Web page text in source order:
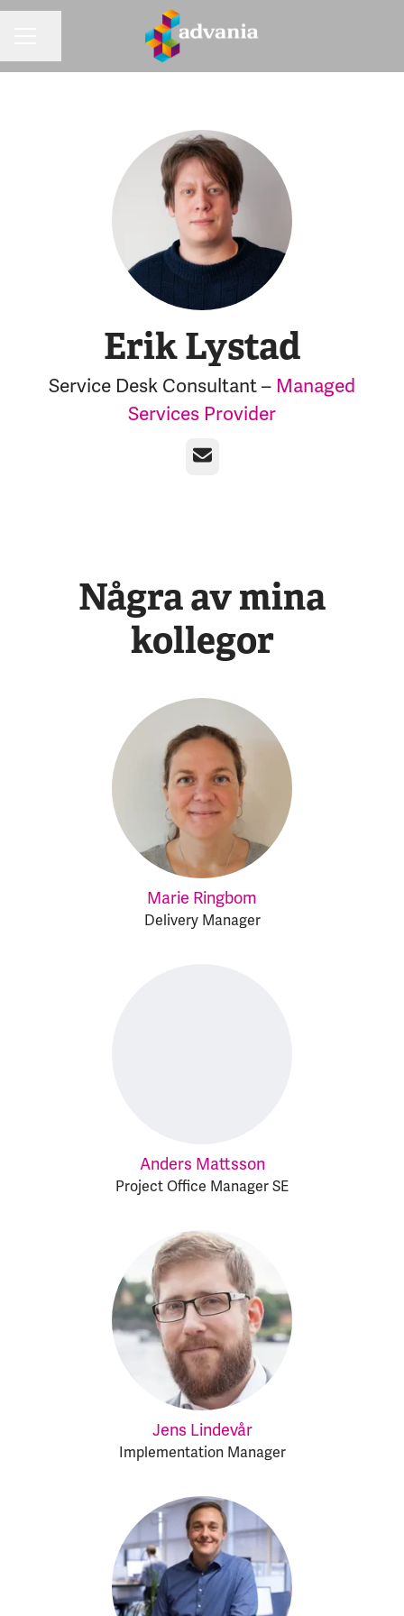
Erik Lystad
Service Desk Consultant – Managed
Services Provider
E-post
Några av mina
kollegor
Marie Ringbom
Delivery Manager
Anders Mattsson
Project Office Manager SE
Jens Lindevår
Implementation Manager